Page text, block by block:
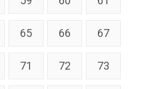
65 66 67
71 72 73